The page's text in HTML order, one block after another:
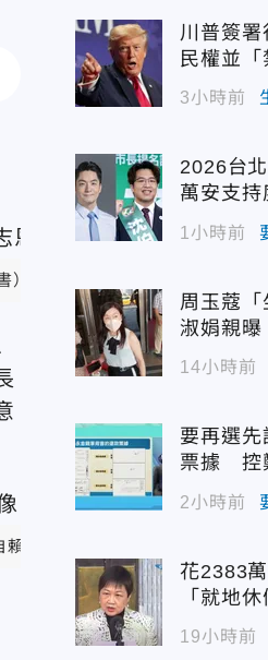
）
賴瑞隆臉書
川普簽署
民權並
3小時前
2026台
萬安支
7%
1小時前
周玉蔻「
淑娟親曝
14小時前
要再選先
票據 控
縣長籌錢
2小時前
花2383
「就地
佳青回
19小時前